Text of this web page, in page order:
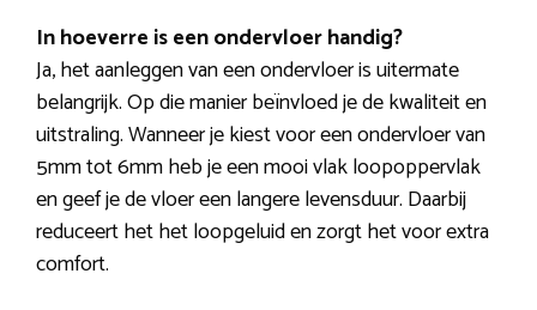
In hoeverre is een ondervloer handig?
Ja, het aanleggen van een ondervloer is uitermate
belangrijk. Op die manier beïnvloed je de kwaliteit en
uitstraling. Wanneer je kiest voor een ondervloer van
5mm tot 6mm heb je een mooi vlak loopoppervlak
en geef je de vloer een langere levensduur. Daarbij
reduceert het het loopgeluid en zorgt het voor extra
comfort.